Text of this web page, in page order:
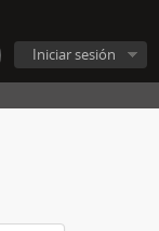
Iniciar sesión